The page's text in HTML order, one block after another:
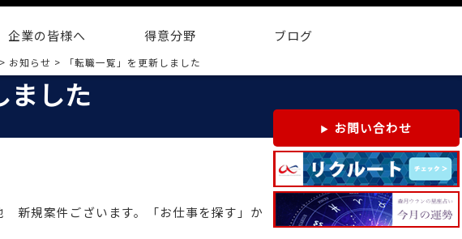
企業の皆様へ 得意分野 ブログ
> お知らせ > 「転職一覧」を更新しました
ました
新規案件ございます。「お仕事を探す」か
お問い合わせ